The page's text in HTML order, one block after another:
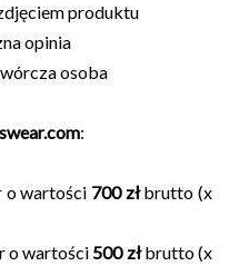
produktu
opinia
osoba
:
o wartości 700 złbrutto (x
o wartości500 złbrutto (x